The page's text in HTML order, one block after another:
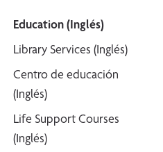
Education (Inglés)
Library Services (Inglés)
Centro de educación
(Inglés)
Life Support Courses
(Inglés)